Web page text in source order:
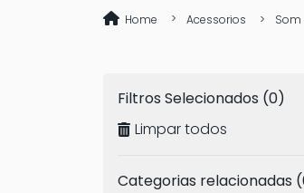
Home Acessorios Som
Filtros Selecionados (0)
Limpar todos
Categorias relacionadas